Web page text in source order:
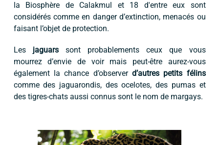
la Biosphère de Calakmul et 18 d'entre eux sont
considérés comme en danger d’extinction, menacés ou
faisant l’objet de protection.
Les jaguarssont probablements ceux que vous
mourrez d’envie de voir mais peut-être aurez-vous
également la chance d’observer d’autres petits félins
comme des jaguarondis, des ocelotes, des pumas et
des tigres-chats aussi connus sont le nom de margays.